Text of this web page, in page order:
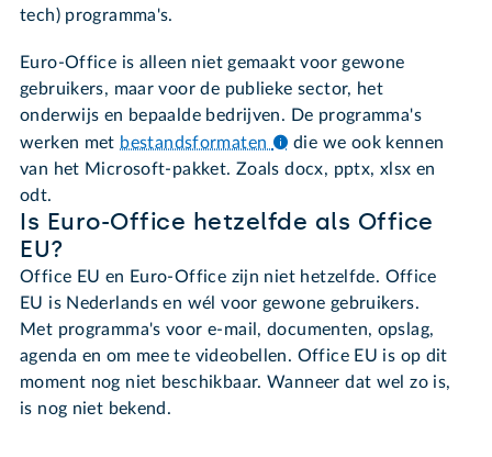
tech) programma's.
Euro-Office is alleen niet gemaakt voor gewone
gebruikers, maar voor de publieke sector, het
onderwijs en bepaalde bedrijven. De programma's
werken met bestandsformaten
die we ook kennen
van het Microsoft-pakket. Zoals docx, pptx, xlsx en
odt.
Is Euro-Office hetzelfde als Office
EU?
Office EU en Euro-Office zijn niet hetzelfde. Office
EU is Nederlands en wél voor gewone gebruikers.
Met programma's voor e-mail, documenten, opslag,
agenda en om mee te videobellen. Office EU is op dit
moment nog niet beschikbaar. Wanneer dat wel zo is,
is nog niet bekend.